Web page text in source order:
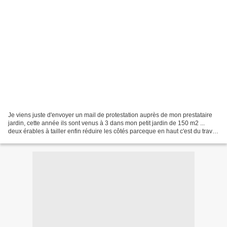
Je viens juste d'envoyer un mail de protestation auprès de mon prestataire
jardin, cette année ils sont venus à 3 dans mon petit jardin de 150 m2 ...
deux érables à tailler enfin réduire les côtés parceque en haut c'est du travail